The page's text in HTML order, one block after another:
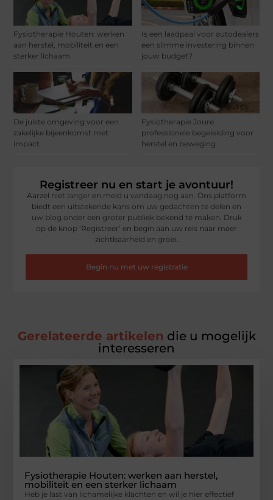
Fysiotherapie Houten: werken
aan herstel, mobiliteit en een
sterker lichaam
Is een laadpaal voor autodealers
een slimme investering binnen
jouw budget?
De juiste omgeving voor een
zakelijke bijeenkomst met
impact
Fysiotherapie Joure:
professionele begeleiding voor
herstel en beweging
Registreer nu en start je avontuur!
Aarzel niet langer en meld u vandaag nog aan. Ons platform
biedt een uitstekende kans om uw gedachten te delen en
uw blog onder een groter publiek bekend te maken. Druk
op de knop ‘Registreer’ en begin aan uw reis naar meer
zichtbaarheid en groei.
Begin nu met uw registratie
Gerelateerde artikelen die u mogelijk
interesseren
Fysiotherapie Houten: werken aan herstel,
mobiliteit en een sterker lichaam
Heb je last van lichamelijke klachten en wil je hier effectief